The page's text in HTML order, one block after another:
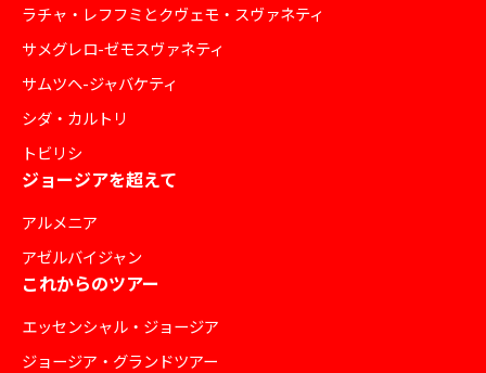
ラチャ・レフフミとクヴェモ・スヴァネティ
サメグレロ-ゼモスヴァネティ
サムツヘ-ジャバケティ
シダ・カルトリ
トビリシ
ジョージアを超えて
アルメニア
アゼルバイジャン
これからのツアー
エッセンシャル・ジョージア
ジョージア・グランドツアー